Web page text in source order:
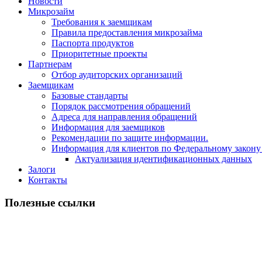
Микрозайм
Требования к заемщикам
Правила предоставления микрозайма
Паспорта продуктов
Приоритетные проекты
Партнерам
Отбор аудиторских организаций
Заемщикам
Базовые стандарты
Порядок рассмотрения обращений
Адреса для направления обращений
Информация для заемщиков
Рекомендации по защите информации.
Информация для клиентов по Федеральному
Актуализация идентификационных данных
Залоги
Контакты
Полезные ссылки